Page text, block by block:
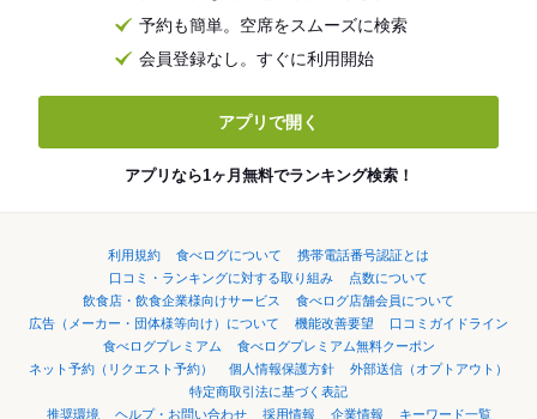
予約も簡単。空席をスムーズに検索
会員登録なし。すぐに利用開始
アプリで開く
アプリなら1ヶ月無料でランキング検索！
利用規約 食べログについて
携帯電話番号認証とは
口コミ・ランキングに対する取り組み
点数について
飲食店・飲食企業様向けサービス
食べログ店舗会員について
広告（メーカー・団体様等向け）について
機能改善要望
口コミガイドライン
食べログプレミアム
食べログプレミアム無料クーポン
ネット予約（リクエスト予約）
個人情報保護方針
外部送信（オプトアウト）
特定商取引法に基づく表記
推奨環境
ヘルプ・お問い合わせ 採用情報 企業情報 キーワード一覧